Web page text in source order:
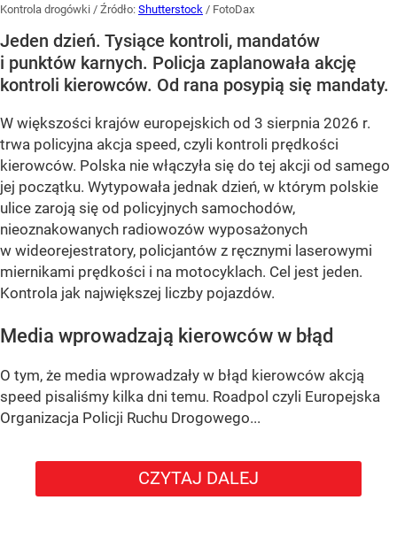
Kontrola drogówki / Źródło: Shutterstock / FotoDax
Jeden dzień. Tysiące kontroli, mandatów
i punktów karnych. Policja zaplanowała akcję
kontroli kierowców. Od rana posypią się mandaty.
W większości krajów europejskich od 3 sierpnia 2026 r.
trwa policyjna akcja speed, czyli kontroli prędkości
kierowców. Polska nie włączyła się do tej akcji od samego
jej początku. Wytypowała jednak dzień, w którym polskie
ulice zaroją się od policyjnych samochodów,
nieoznakowanych radiowozów wyposażonych
w wideorejestratory, policjantów z ręcznymi laserowymi
miernikami prędkości i na motocyklach. Cel jest jeden.
Kontrola jak największej liczby pojazdów.
Media wprowadzają kierowców w błąd
O tym, że media wprowadzały w błąd kierowców akcją
speed pisaliśmy kilka dni temu. Roadpol czyli Europejska
Organizacja Policji Ruchu Drogowego...
CZYTAJ DALEJ